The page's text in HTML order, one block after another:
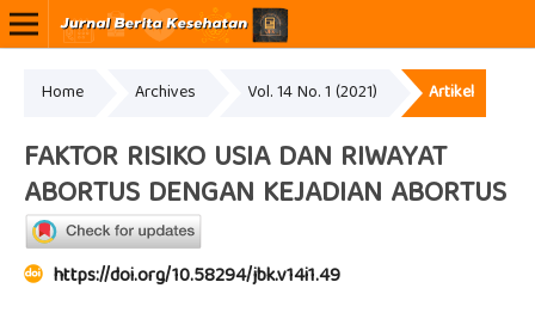
Online ISSN: 2807-5617
Print ISSN: 2356-1068
Home Archives Vol. 14 No. 1 (2021) Artikel
FAKTOR RISIKO USIA DAN RIWAYAT
ABORTUS DENGAN KEJADIAN ABORTUS
https://doi.org/10.58294/jbk.v14i1.49